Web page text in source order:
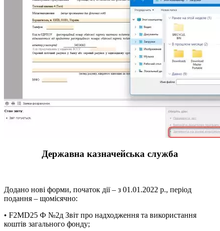
Державна казначейська служба
Додано нові форми, початок дії – з 01.01.2022 р., період
подання – щомісячно:
• F2MD25 Ф №2д Звіт про надходження та використання
коштів загального фонду;